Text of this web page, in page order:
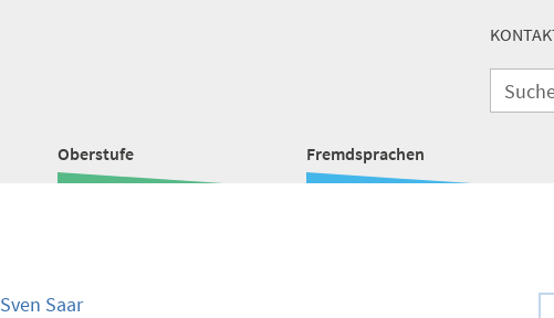
Oberstufe Fremdsprachen
Sven Saar